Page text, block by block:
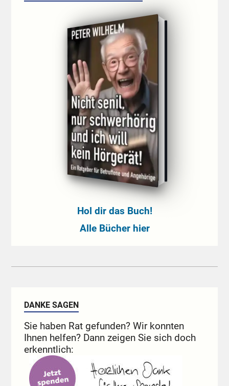
Hol dir das Buch!
Alle Bücher hier
DANKE SAGEN
Sie haben Rat gefunden? Wir konnten
Ihnen helfen? Dann zeigen Sie sich doch
erkenntlich: